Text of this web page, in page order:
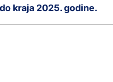
kraja 2025. godine.